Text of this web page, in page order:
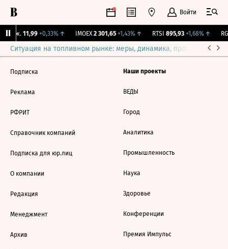
Войти
Бирж. 11,99 +0,33%↑ IMOEX 2 301,65 +1,43%↑ RTSI 895,93 +1,68%↑
Ситуация на топливном рынке: меры, динамика, прогнозы
Подписка
Реклама
РФРИТ
Справочник компаний
Подписка для юр.лиц
О компании
Редакция
Менеджмент
Архив
Наши проекты
ВЕДЫ
Город
Аналитика
Промышленность
Наука
Здоровье
Конференции
Премия Импульс